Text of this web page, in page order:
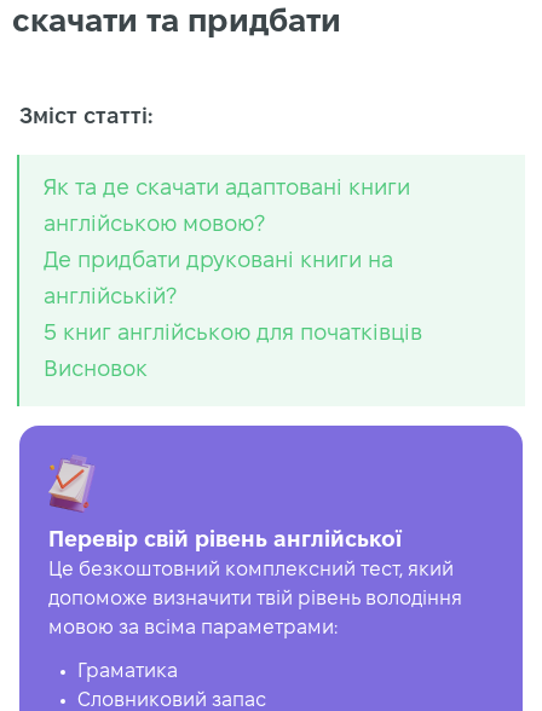
скачати та придбати
Зміст статті:
Як та де скачати адаптовані книги
англійською мовою?
Де придбати друковані книги на
англійській?
5 книг англійською для початківців
Висновок
Перевір свій рівень англійської
Це безкоштовний комплексний тест, який
допоможе визначити твій рівень володіння
мовою за всіма параметрами:
Граматика
Словниковий запас